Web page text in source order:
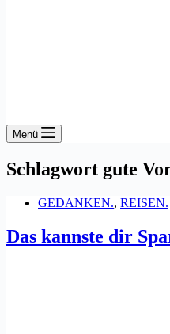
Menü
Schlagwort gute
GEDANKEN., REISEN.
Das kannste dir